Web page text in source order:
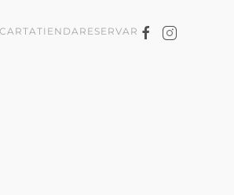
CARTATIENDARESERVAR